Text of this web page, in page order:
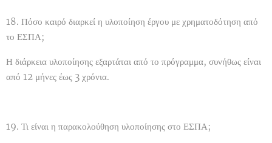
18. Πόσο καιρό διαρκεί η υλοποίηση έργου με χρηματοδότηση από
το ΕΣΠΑ;
Η διάρκεια υλοποίησης εξαρτάται από το πρόγραμμα, συνήθως είναι
από 12 μήνες έως 3 χρόνια.
19. Τι είναι η παρακολούθηση υλοποίησης στο ΕΣΠΑ;